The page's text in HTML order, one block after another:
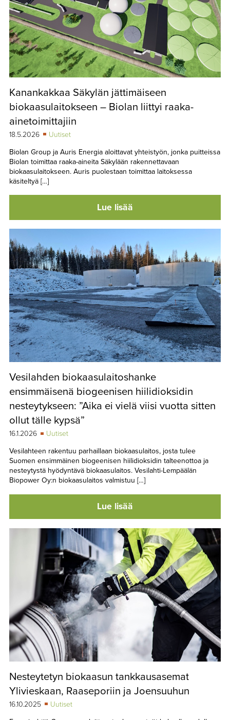
Kanankakkaa Säkylän jättimäiseen
biokaasulaitokseen – Biolan liittyi raaka-
ainetoimittajiin
18.5.2026
Uutiset
Biolan Group ja Auris Energia aloittavat yhteistyön, jonka puitteissa
Biolan toimittaa raaka-aineita Säkylään rakennettavaan
biokaasulaitokseen. Auris puolestaan toimittaa laitoksessa
käsiteltyä […]
Lue lisää
Vesilahden biokaasulaitoshanke
ensimmäisenä biogeenisen hiilidioksidin
nesteytykseen: ”Aika ei vielä viisi vuotta sitten
ollut tälle kypsä”
16.1.2026
Uutiset
Vesilahteen rakentuu parhaillaan biokaasulaitos, josta tulee
Suomen ensimmäinen biogeenisen hiilidioksidin talteenottoa ja
nesteytystä hyödyntävä biokaasulaitos. Vesilahti-Lempäälän
Biopower Oy:n biokaasulaitos valmistuu […]
Lue lisää
Nesteytetyn biokaasun tankkausasemat
Ylivieskaan, Raaseporiin ja Joensuuhun
16.10.2025
Uutiset